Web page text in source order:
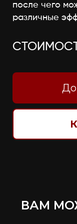
после чего
различные
ВАМ